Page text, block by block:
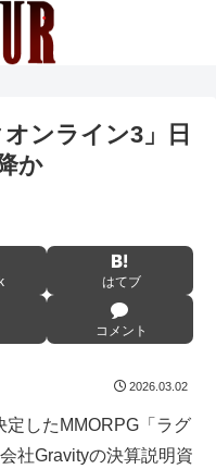
ンライン3」日
か
はてブ
コメント
2026.03.02
定したMMORPG「ラグ
社Gravityの決算説明資